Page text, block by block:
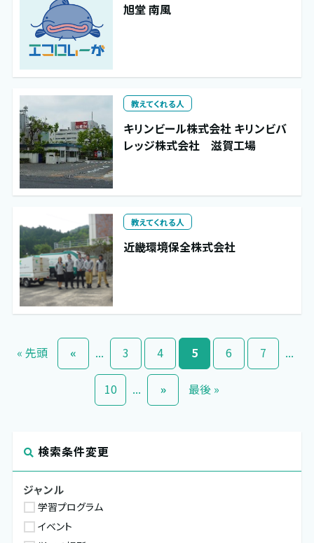
旭堂 南風
教えてくれる人
キリンビール株式会社 キリンビバ
レッジ株式会社 滋賀工場
教えてくれる人
近畿環境保全株式会社
« 先頭 « ... 3 4 5 6 7 ...
10 ... » 最後 »
検索条件変更
ジャンル
学習プログラム
イベント